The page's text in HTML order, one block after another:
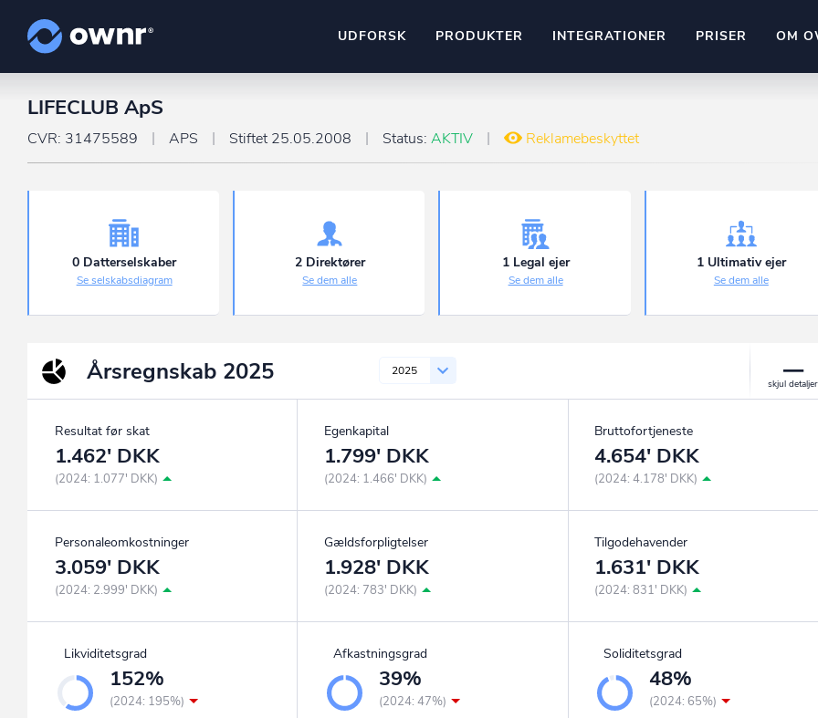
UDFORSK PRODUKTER
Hold dig opdateret og compliant
ownr Pipeline
Identificer salgsklare kundeemner
INTEGRATIONER
Kun fantasien sætter grænsen
Ownr ajour goes supersonic
PRISER OM
LIFECLUB ApS
CVR: 31475589 APS Stiftet 25.05.2008 Status: AKTIV Reklamebeskyttet
0 Datterselskaber
Se selskabsdiagram
2 Direktører
Se dem alle
1 Legal ejer
Se dem alle
1 Ultimativ ejer
Se dem alle
Årsregnskab 2025 2025
Resultat før skat
1.462' DKK
(2024: 1.077' DKK)
Egenkapital
1.799' DKK
(2024: 1.466' DKK)
Bruttofortjeneste
4.654' DKK
(2024: 4.178' DKK)
Personaleomkostninger
3.059' DKK
(2024: 2.999' DKK)
Gældsforpligtelser
1.928' DKK
(2024: 783' DKK)
Tilgodehavender
1.631' DKK
(2024: 831' DKK)
Likviditetsgrad
152%
(2024: 195%)
Afkastningsgrad
39%
(2024: 47%)
Soliditetsgrad
48%
(2024: 65%)